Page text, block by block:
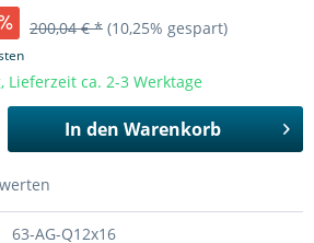
200,04 € * (10,25% gespart)
ca. 2-3 Werktage
In den Warenkorb
63-AG-Q12x16